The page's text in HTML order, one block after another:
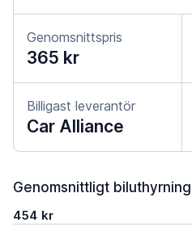
Genomsnittspris
365 kr
Billigast leverantör
Car Alliance
Genomsnittligt
454 kr